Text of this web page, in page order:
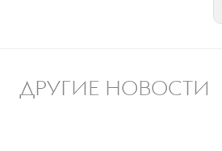
ДРУГИЕ НОВОСТИ